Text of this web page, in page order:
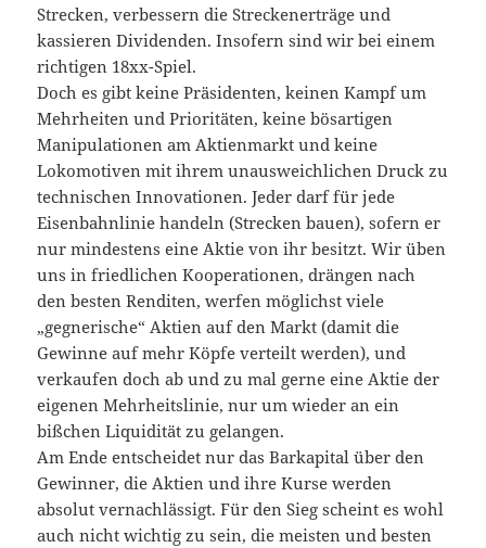
Strecken, verbessern die Streckenerträge und
kassieren Dividenden. Insofern sind wir bei einem
richtigen 18xx-Spiel.
Doch es gibt keine Präsidenten, keinen Kampf um
Mehrheiten und Prioritäten, keine bösartigen
Manipulationen am Aktienmarkt und keine
Lokomotiven mit ihrem unausweichlichen Druck zu
technischen Innovationen. Jeder darf für jede
Eisenbahnlinie handeln (Strecken bauen), sofern er
nur mindestens eine Aktie von ihr besitzt. Wir üben
uns in friedlichen Kooperationen, drängen nach
den besten Renditen, werfen möglichst viele
„gegnerische“ Aktien auf den Markt (damit die
Gewinne auf mehr Köpfe verteilt werden), und
verkaufen doch ab und zu mal gerne eine Aktie der
eigenen Mehrheitslinie, nur um wieder an ein
bißchen Liquidität zu gelangen.
Am Ende entscheidet nur das Barkapital über den
Gewinner, die Aktien und ihre Kurse werden
absolut vernachlässigt. Für den Sieg scheint es wohl
auch nicht wichtig zu sein, die meisten und besten